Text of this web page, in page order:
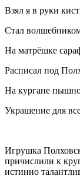
Взял я в руки
Стал
На матрёшке
Расписал под
На кургане
Украшение для
Игрушка
причислили к
истинно